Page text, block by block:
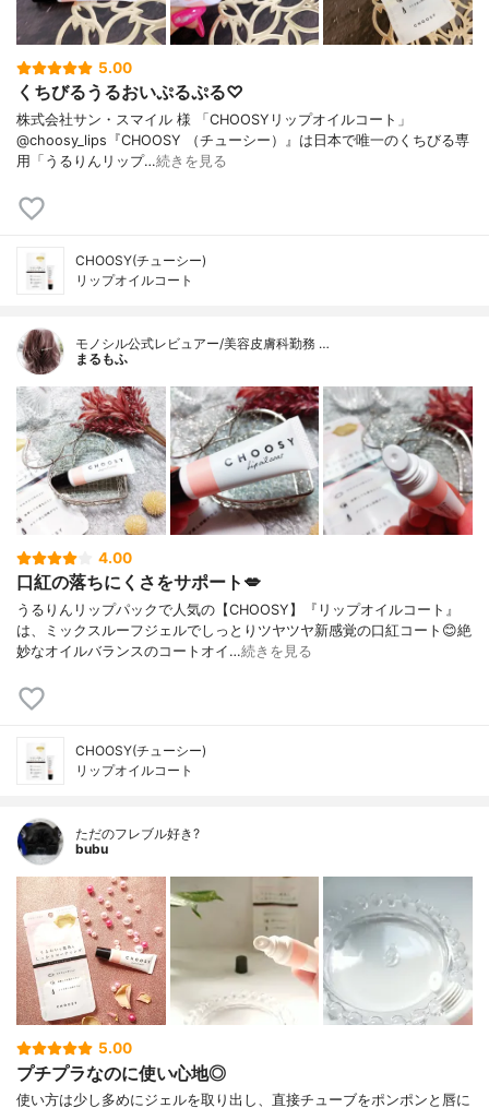
5.00
くちびるうるおいぷるぷる♡
株式会社サン・スマイル 様 「CHOOSYリップオイルコート」
@choosy_lips『CHOOSY （チューシー）』は日本で唯一のくちびる専
用「うるりんリップ…続きを見る
CHOOSY(チューシー)
リップオイルコート
モノシル公式レビュアー/美容皮膚科勤務 …
まるもふ
4.00
口紅の落ちにくさをサポート💋
うるりんリップパックで人気の【CHOOSY】『リップオイルコート』
は、ミックスルーフジェルでしっとりツヤツヤ新感覚の口紅コート😊絶
妙なオイルバランスのコートオイ…続きを見る
CHOOSY(チューシー)
リップオイルコート
ただのフレブル好き?
bubu
5.00
プチプラなのに使い心地◎
使い方は少し多めにジェルを取り出し、直接チューブをポンポンと唇に